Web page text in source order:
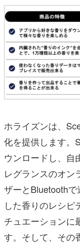
ホライズンは、
化を提供します。
ウンロードし、自
レグランスのオン
ザーとBluetooth
した香りのレシ
チュエーションに
す。そして、その